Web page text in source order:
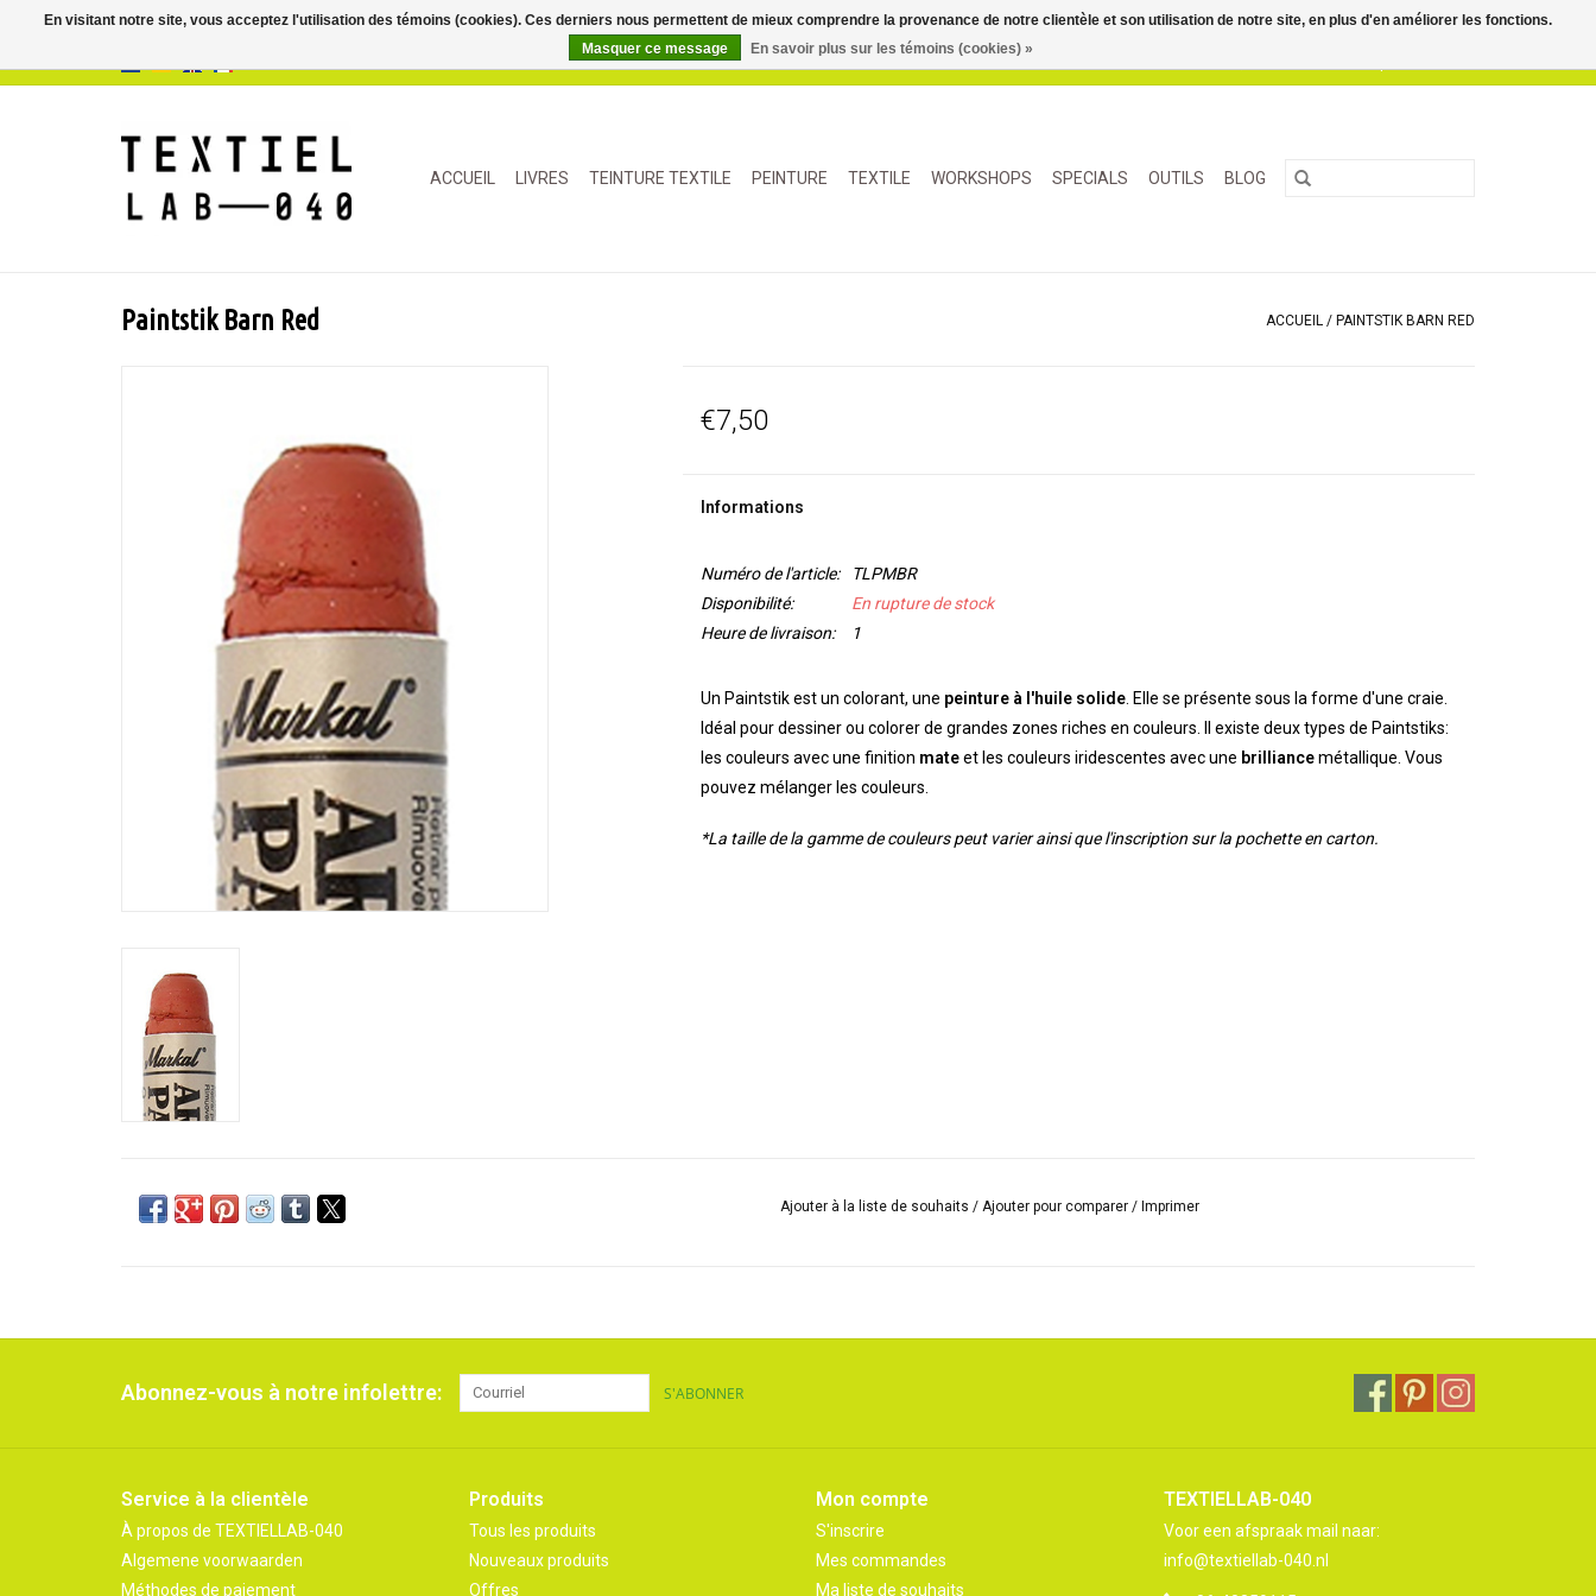
ACCUEIL LIVRES TEINTURE TEXTILE PEINTURE TEXTILE WORKSHOPS SPECIALS OUTILS BLOG
Paintstik Barn Red ACCUEIL / PAINTSTIK BARN RED
€7,50
Informations
Numéro de l'article:
TLPMBR
Disponibilité:
En rupture de stock
Heure de livraison:
1
Un Paintstik est un colorant, une peinture à l'huile solide. Elle se présente sous la forme d'une craie.
Idéal pour dessiner ou colorer de grandes zones riches en couleurs. Il existe deux types de Paintstiks:
les couleurs avec une finition mateet les couleurs iridescentes avec une brilliancemétallique. Vous
pouvez mélanger les couleurs.
*La taille de la gamme de couleurs peut varier ainsi que l'inscription sur la pochette en carton.
Ajouter à la liste de souhaits / Ajouter pour comparer /Imprimer
Abonnez-vous à notre infolettre: S'ABONNER
Service à la clientèle
À propos de TEXTIELLAB-040
Algemene voorwaarden
Méthodes de paiement
Produits
Tous les produits
Nouveaux produits
Offres
Mon compte
S'inscrire
Mes commandes
Ma liste de souhaits
TEXTIELLAB-040
Voor een afspraak mail naar:
info@textiellab-040.nl
En visitant notre site, vous acceptez l'utilisation des témoins (cookies). Ces derniers nous permettent de mieux comprendre la provenance de notre clientèle et son utilisation de notre site, en plus d'en améliorer les fonctions.
Masquer ce message
En savoir plus sur les témoins (cookies) »